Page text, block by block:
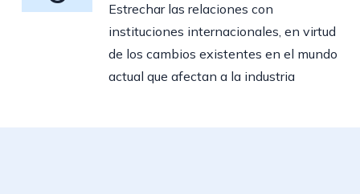
Estrechar las relaciones con
instituciones internacionales, en virtud
de los cambios existentes en el mundo
actual que afectan a la industria